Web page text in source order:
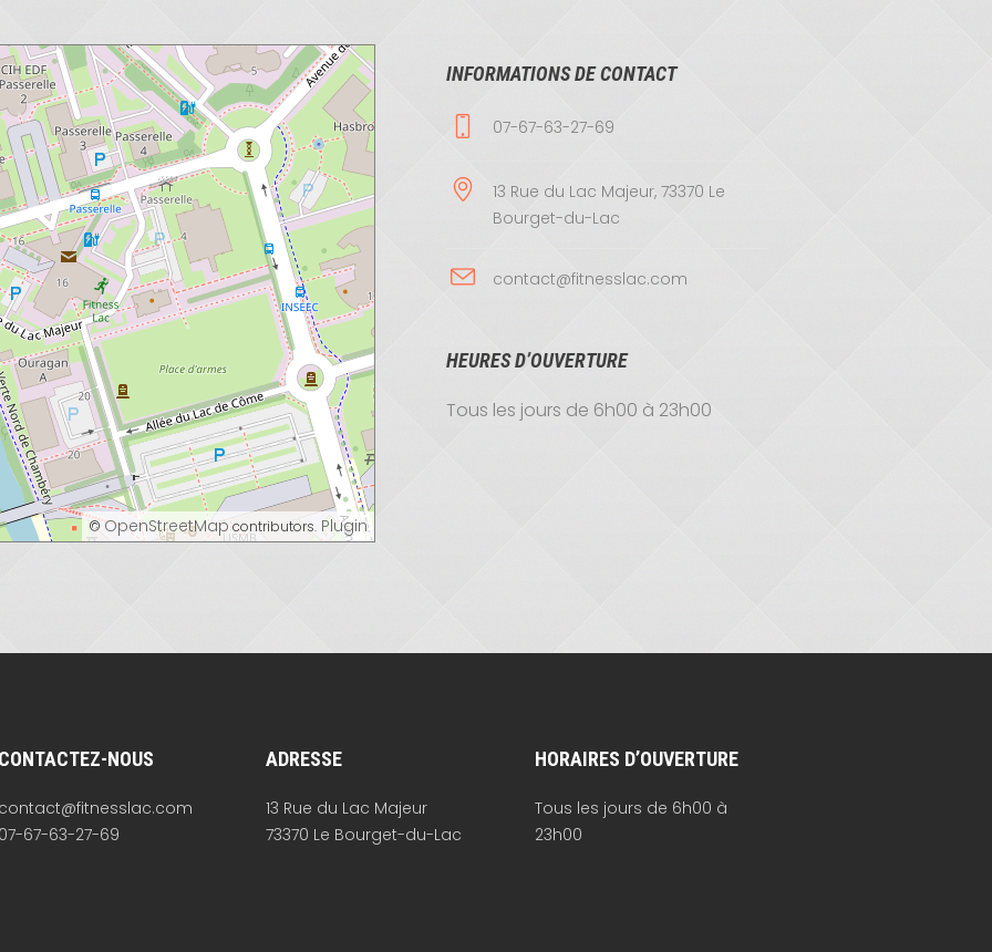
©OpenStreetMapcontributors.Plugin
INFORMATIONS DE CONTACT
07-67-63-27-69
13 Rue du Lac Majeur, 73370 Le
Bourget-du-Lac
contact@fitnesslac.com
HEURES D’OUVERTURE
Tous les jours de 6h00 à 23h00
NOUS
67-63-27-69
ADRESSE
13 Rue du Lac Majeur
73370 Le Bourget-du-Lac
HORAIRES D’OUVERTURE
Tous les jours de 6h00 à
23h00